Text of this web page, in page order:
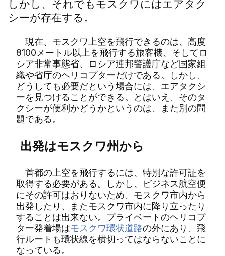
しかし、それでもモスクワにはエアタク
シーが存在する。
現在、モスクワ上空を飛行できるのは、高度
8100メートル以上を飛行する旅客機、そしてロ
シア非常事態省、ロシア連邦警護庁など国家組
織や省庁のヘリコプターだけである。しかし、
どうしても必要だという場合には、エアタクシ
ーを見つけることができる。とはいえ、そのタ
クシーが便利かどうかというのは、また別の問
題である。
出発はモスクワ州から
首都の上空を飛行するには、特別な許可証を
取得する必要がある。しかし、ビジネス航空便
にその許可はおりないため、モスクワ市内から
出発したり、またモスクワ市内に降り立ったり
することは出来ない。プライベートのヘリコプ
ター発着場はモスクワ環状道路の外にあり、飛
行ルートも環状線を横切ってはならないことに
なっている。